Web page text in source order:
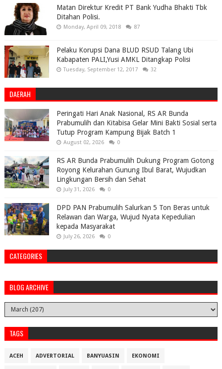
Matan Direktur Kredit PT Bank Yudha Bhakti Tbk
Ditahan Polisi.
Monday, April 09, 2018 87
Pelaku Korupsi Dana BLUD RSUD Talang Ubi
Kabapaten PALI,Yusi AMKL Ditangkap Polisi
Tuesday, September 12, 2017 32
DAERAH
Peringati Hari Anak Nasional, RS AR Bunda
Prabumulih dan Kitabisa Gelar Mini Bakti Sosial serta
Tutup Program Kampung Bijak Batch 1
August 02, 2026 0
RS AR Bunda Prabumulih Dukung Program Gotong
Royong Kelurahan Gunung Ibul Barat, Wujudkan
Lingkungan Bersih dan Sehat
July 31, 2026 0
DPD PAN Prabumulih Salurkan 5 Ton Beras untuk
Relawan dan Warga, Wujud Nyata Kepedulian
kepada Masyarakat
July 26, 2026 0
CATEGORIES
BLOG ARCHIVE
TAGS
ACEH ADVERTORIAL BANYUASIN EKONOMI